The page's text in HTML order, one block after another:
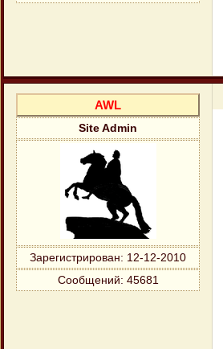
AWL
Site Admin
Зарегистрирован: 12-12-2010
Сообщений: 45681